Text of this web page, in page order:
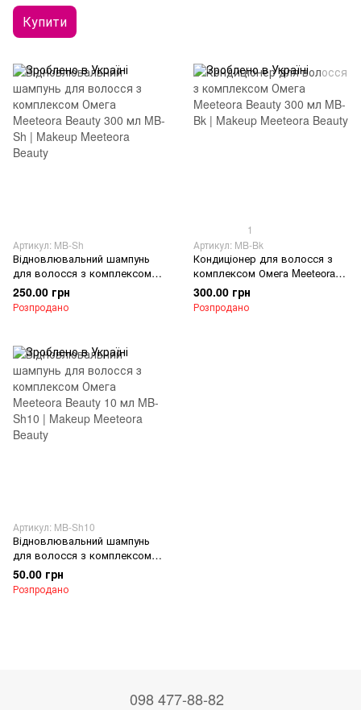
Купити
Артикул: MB-Sh
Відновлювальний шампунь
для волосся з комплексом
Омега Meeteora Beauty 300 мл
250.00 грн
Розпродано
1
Артикул: MB-Bk
Кондиціонер для волосся з
комплексом Омега Meeteora
Beauty 300 мл
300.00 грн
Розпродано
Артикул: MB-Sh10
Відновлювальний шампунь
для волосся з комплексом
Омега Meeteora Beauty 10 мл
50.00 грн
Розпродано
098 477-88-82